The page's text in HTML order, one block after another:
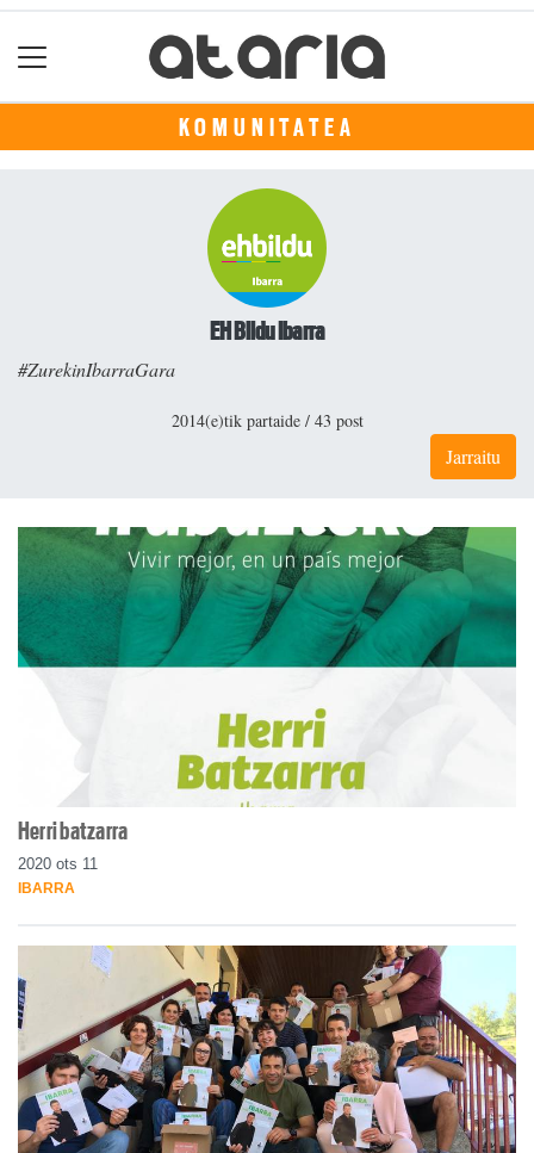
KOMUNITATEA
EH Bildu Ibarra
#ZurekinIbarraGara
2014(e)tik partaide / 43 post
Jarraitu
Herri batzarra
2020 ots 11
IBARRA